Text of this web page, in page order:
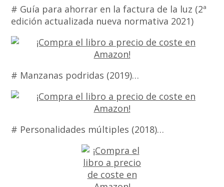
# Guía para ahorrar en la factura de la luz (2ª
edición actualizada nueva normativa 2021)
# Manzanas podridas (2019)…
# Personalidades múltiples (2018)…